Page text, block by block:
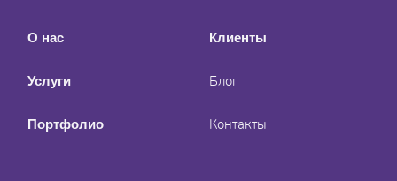
О нас
Услуги
Портфолио
Клиенты
Блог
Контакты